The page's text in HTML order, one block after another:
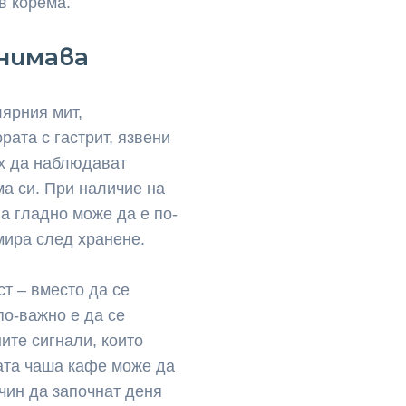
мит,
с гастрит, язвени
да наблюдават
си. При наличие на
гладно може да е по-
след хранене.
– вместо да се
важно е да се
сигнали, които
чаша кафе може да
да започнат деня